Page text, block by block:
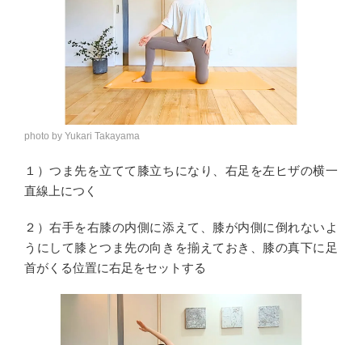
photo by Yukari Takayama
１）つま先を立てて膝立ちになり、右足を左ヒザの横一
直線上につく
２）右手を右膝の内側に添えて、膝が内側に倒れないよ
うにして膝とつま先の向きを揃えておき、膝の真下に足
首がくる位置に右足をセットする